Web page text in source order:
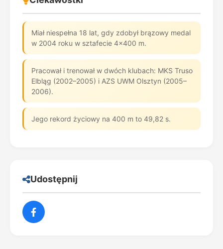
Miał niespełna 18 lat, gdy zdobył brązowy medal
w 2004 roku w sztafecie 4x400 m.
Pracował i trenował w dwóch klubach: MKS Truso
Elbląg (2002–2005) i AZS UWM Olsztyn (2005–
2006).
Jego rekord życiowy na 400 m to 49,82 s.
Udostępnij